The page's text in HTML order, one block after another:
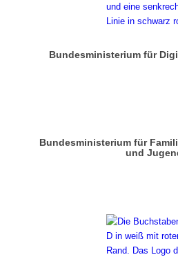
Bundesministerium für
Bundesministerium für
und